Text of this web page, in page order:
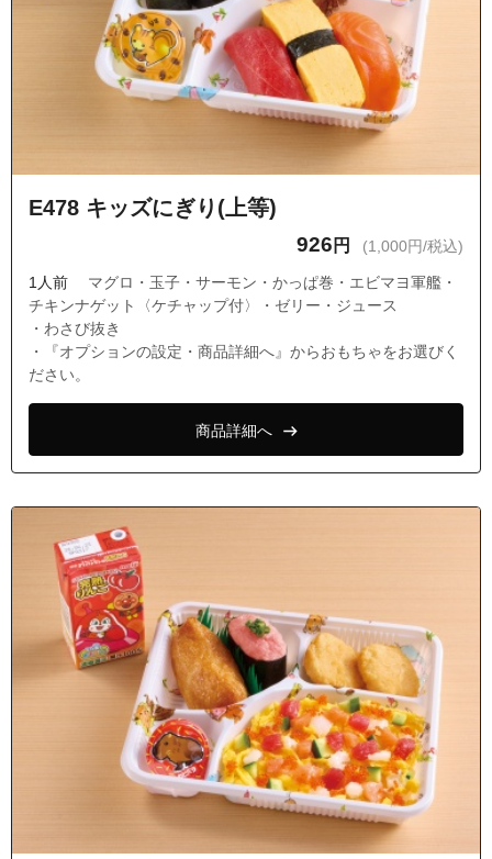
E478 キッズにぎり(上等)
926 円 (1,000円/税込)
1人前
マグロ・玉子・サーモン・かっぱ巻・エビマヨ軍艦・
チキンナゲット〈ケチャップ付〉・ゼリー・ジュース
・わさび抜き
・『オプションの設定・商品詳細へ』からおもちゃをお選びく
ださい。
商品詳細へ